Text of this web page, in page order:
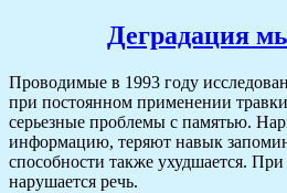
Деградация
Проводимые в 1993 году
при постоянном применении
серьезные проблемы с памятью.
информацию, теряют навык
способности также ухудшается.
нарушается речь.